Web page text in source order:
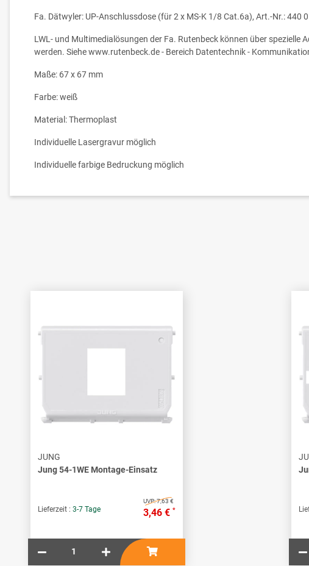
Fa. Dätwyler: UP-Anschlussdose (für 2 x MS-K 1/8 Cat.6a), Art.-Nr.: 440
LWL- und Multimedialösungen der Fa. Rutenbeck können über spezielle
werden. Siehe www.rutenbeck.de - Bereich Datentechnik -
Maße: 67 x 67 mm
Farbe: weiß
Material: Thermoplast
Individuelle Lasergravur möglich
Individuelle farbige Bedruckung möglich
JUNG
Jung 54-1WE Montage-Einsatz
Lieferzeit : 3-7 Tage
UVP:7,63 €
3,46 € *